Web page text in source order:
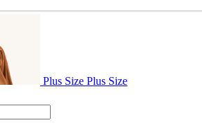
Plus Size Plus Size